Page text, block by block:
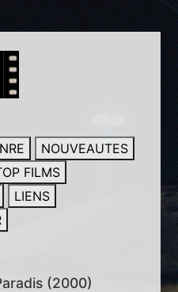
NOUVEAUTES
FILMS
LIENS
(2000)